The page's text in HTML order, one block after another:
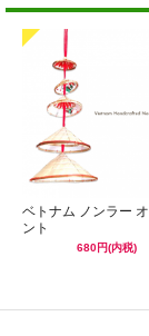
ベトナム ノンラー
ント
680円(内税)